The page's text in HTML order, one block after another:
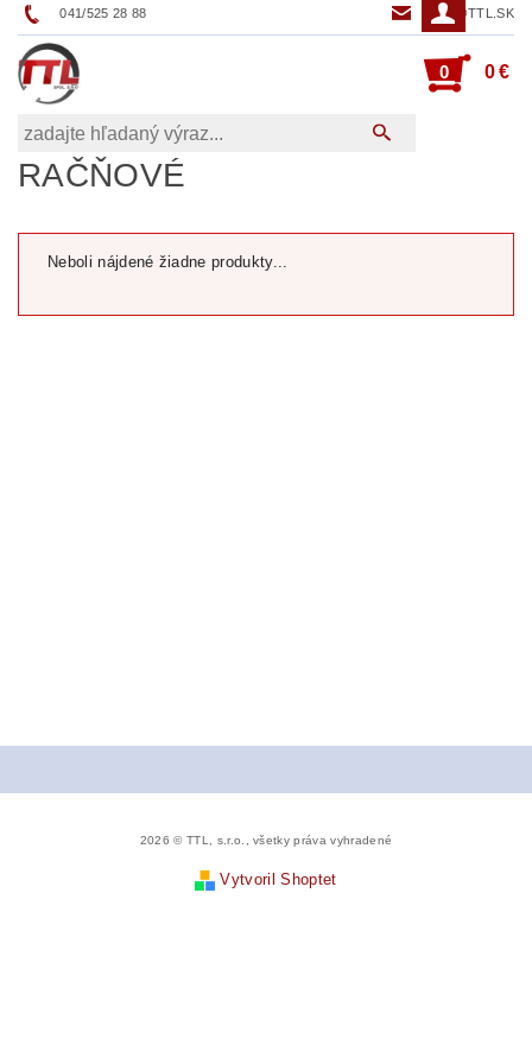
041/525 28 88 TTL@TTL.SK
0 0 €
RAČŇOVÉ
Neboli nájdené žiadne produkty...
2026 © TTL, s.r.o., všetky práva vyhradené
Vytvoril Shoptet